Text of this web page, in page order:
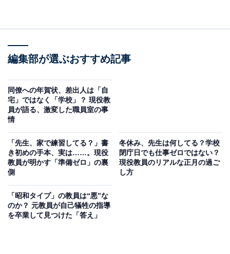
※本記事で紹介している商品の購入やサービスの利用により、売上の一部が
オールアバウトに還元されることがあります。
始業式の朝、まず見るのは「表情」と「声」
始業式の朝、私が最初に見るのは、子どもたちの表情で
す。硬いな、重いな、と感じることがあります。
教室に入ってくるときの様子もそうです。「おはようご
ざいます」と元気に声が出ているか、それとも声が小さ
い、ほとんど出ていないのか。こわごわと入ってくる子
編集部が選ぶおすすめ記事
同僚への年賀状、差出人は「自
宅」ではなく「学校」？ 現役教
員が語る、激変した職員室の事
情
「先生、家で練習してる？」書
き初めの手本、実は……。現役
教員が明かす「準備ゼロ」の裏
側
冬休み、先生は何してる？学校
閉庁日でも仕事ゼロではない？
現役教員のリアルな正月の過ご
し方
「昭和タイプ」の教員は“悪”な
のか？ 元教員が自己犠牲の指導
を卒業して見つけた「答え」